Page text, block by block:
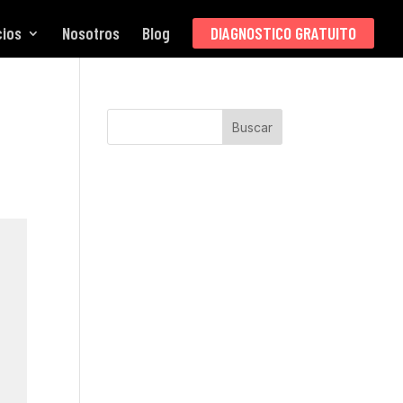
Nosotros Blog DIAGNOSTICO GRATUITO
Buscar